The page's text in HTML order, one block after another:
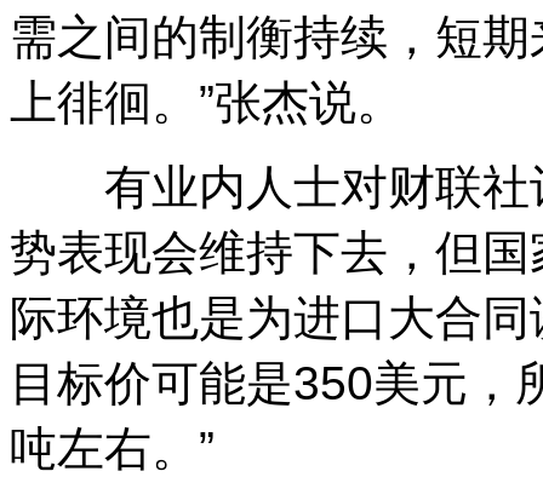
需之间的制衡持续，短
上徘徊。”张杰说。
有业内人士对财联社
势表现会维持下去，但
际环境也是为进口大合
目标价可能是350美元
吨左右。”